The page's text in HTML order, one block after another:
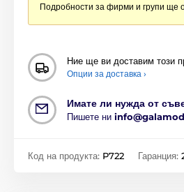
Подробности за фирми и групи ще
Ние ще ви доставим този
Опции за доставка ›
Имате ли нужда от
Пишете ни
Код на продукта: P722 Гаранция: